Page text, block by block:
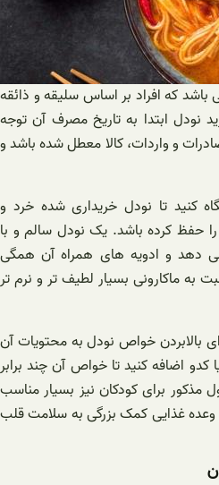
که افراد بر اساس سلیقه و ذائقه
نودل ابتدا به تاریخ مصرف آن توجه
و واردات، کالا معطل شده باشد و
کنید تا نودل خریداری شده خرد و
حفظ کرده باشد. یک نودل سالم و با
دهد و ادویه های همراه آن همگی
به ماکارونی بسیار لطیف تر و نرم تر
بالابردن خواص نودل به محتویات آن
اضافه کنید تا خواص آن چند برابر
برای کودکان نیز بسیار مناسب
غذایی کمک بزرگی به سلامت قلب